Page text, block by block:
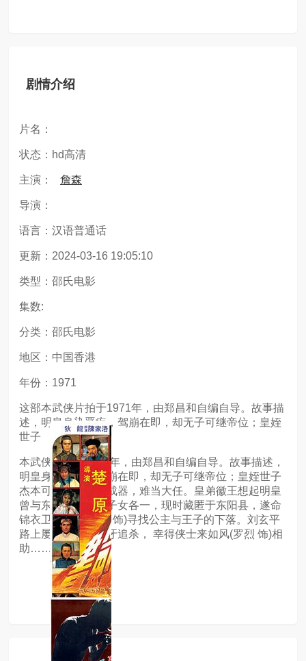
剧情介绍
片名：
状态：hd高清
主演： 詹森
导演：
语言：汉语普通话
更新：2024-03-16 19:05:10
类型：邵氏电影
集数:
分类：邵氏电影
地区：中国香港
年份：1971
这部本武侠片拍于1971年，由郑昌和自编自导。故事描
述，明皇身染恶疾，驾崩在即，却无子可继帝位；皇姪
世子
本武侠片拍于1971年，由郑昌和自编自导。故事描述，
明皇身染恶疾，驾崩在即，却无子可继帝位；皇姪世子
杰本可继位，惜不成器，难当大任。皇弟徽王想起明皇
曾与东宫宫女生有子女各一，现时藏匿于东阳县，遂命
锦衣卫刘玄平(金汉 饰)寻找公主与王子的下落。刘玄平
路上屡遭世子杰爪牙追杀， 幸得侠士来如风(罗烈 饰)相
助……